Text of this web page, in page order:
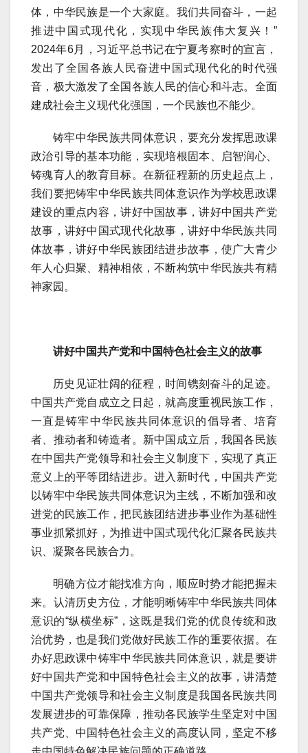
体，中华民族是一个大家庭。我们共同奋斗，一起
推进中国式现代化，实现中华民族伟大复兴！”
2024年6月，习近平总书记在宁夏考察时的宣言，
发出了全国各族人民奋进中国式现代化的时代强
音，极大激发了全国各族人民的信心和斗志。全面
建成社会主义现代化强国，一个民族也不能少。
铸牢中华民族共同体意识，要充分发挥思政课
政治引导的基本功能，实现培根固本、启智润心、
铸魂育人的教育目标。在新征程新的历史起点上，
我们要把铸牢中华民族共同体意识作为学校思政课
建设的重点内容，讲好中国故事，讲好中国共产党
故事，讲好中国式现代化故事，讲好中华民族共同
体故事，讲好中华民族团结进步故事，使广大青少
年人心归聚、精神相依，不断构筑中华民族共有精
神家园。
讲好中国共产党和中国特色社会主义的故事
历史见证壮阔的征程，时间镌刻奋斗的足迹。
中国共产党自成立之日起，就高度重视民族工作，
一直是铸牢中华民族共同体意识的倡导者、培育
者、推动者和铸造者。新中国成立后，我国各民族
在中国共产党领导和社会主义制度下，实现了真正
意义上的平等团结进步。进入新时代，中国共产党
以铸牢中华民族共同体意识为主线，不断加强和改
进党的民族工作，把民族团结进步事业作为基础性
事业抓紧抓好，为推进中国式现代化汇聚各民族共
识、凝聚各民族合力。
明确方位才能找准方向，顺应时势才能把握未
来。认清历史方位，才能明晰铸牢中华民族共同体
意识的“纵横坐标”，这既是我们党的优良传统和政
治优势，也是我们党做好民族工作的重要依据。在
办好思政课中铸牢中华民族共同体意识，就是要讲
好中国共产党和中国特色社会主义的故事，讲清楚
中国共产党领导和社会主义制度是我国各民族共同
发展进步的可靠保障，推动各民族学生坚定对中国
共产党、中国特色社会主义的高度认同，坚定不移